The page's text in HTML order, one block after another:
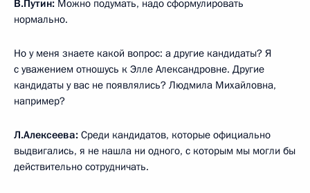
В.Путин: Можно подумать, надо сформулировать
нормально.
Но у меня знаете какой вопрос: а другие кандидаты? Я
с уважением отношусь к Элле Александровне. Другие
кандидаты у вас не появлялись? Людмила Михайловна,
например?
Л.Алексеева: Среди кандидатов, которые официально
выдвигались, я не нашла ни одного, с которым мы могли бы
действительно сотрудничать.